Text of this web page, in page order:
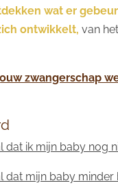
wat er
ontwikkelt, van
zwangerschap
dat ik mijn baby nog
dat mijn baby minder